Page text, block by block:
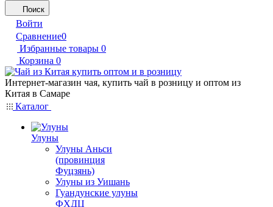
Поиск
Войти
Сравнение0
Избранные товары 0
Корзина 0
Интернет-магазин чая, купить чай в розницу и оптом из
Китая в Самаре
Каталог
Улуны
Улуны Аньси
(провинция
Фуцзянь)
Улуны из Уишань
Гуандунские улуны
ФХДЦ